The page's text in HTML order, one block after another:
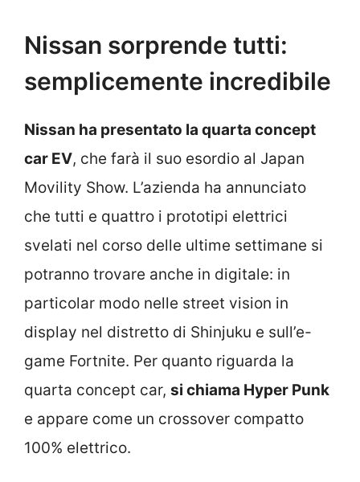
Nissan sorprende tutti:
semplicemente incredibile
Nissan ha presentato la quarta concept
car EV, che farà il suo esordio al Japan
Movility Show. L’azienda ha annunciato
che tutti e quattro i prototipi elettrici
svelati nel corso delle ultime settimane si
potranno trovare anche in digitale: in
particolar modo nelle street vision in
display nel distretto di Shinjuku e sull’e-
game Fortnite. Per quanto riguarda la
quarta concept car, si chiama Hyper Punk
e appare come un crossover compatto
100% elettrico.